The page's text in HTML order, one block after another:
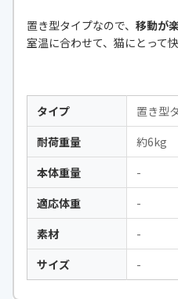
置き型タイプなので、 移動が
室温に合わせて、猫にとって
タイプ
置き型
耐荷重量
約6kg
本体重量
-
適応体重
-
素材
-
サイズ
-